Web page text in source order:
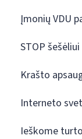
Įmonių VDU
STOP šešėliui
Krašto
Interneto
Ieškome